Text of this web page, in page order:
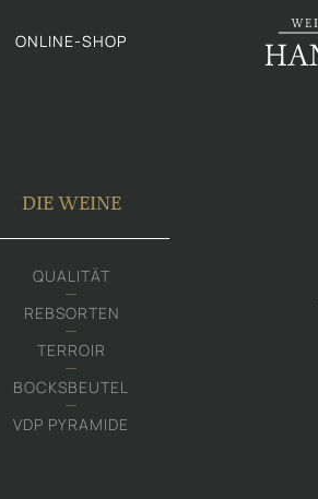
ONLINE-SHOP
DIE WEINE
QUALITÄT
REBSORTEN
TERROIR
BOCKSBEUTEL
VDP PYRAMIDE